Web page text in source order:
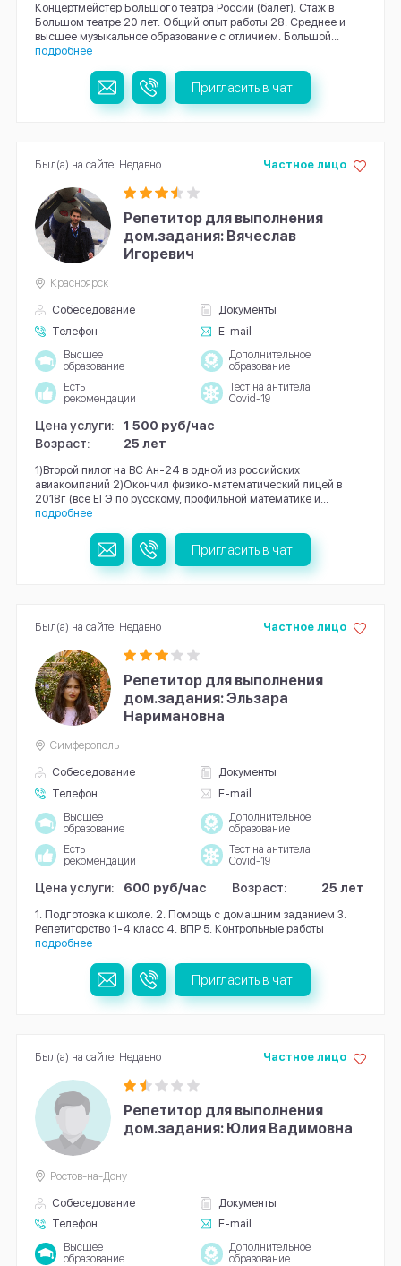
Концертмейстер Большого театра России (балет). Стаж в
Большом театре 20 лет. Общий опыт работы 28. Среднее и
высшее музыкальное образование с отличием. Большой...
подробнее
Пригласить в чат
Репетитор для выполнения
дом.задания: Вячеслав
Игоревич
Собеседование
Документы
Телефон
E-mail
Частное лицо
Красноярск
Высшее
образование
Дополнительное
образование
Есть
рекомендации
Тест на антитела
Covid-19
Цена услуги:
1 500 руб/час
Возраст:
25 лет
1)Второй пилот на ВС Ан-24 в одной из российских
авиакомпаний 2)Окончил физико-математический лицей в
2018г (все ЕГЭ по русскому, профильной математике и...
подробнее
Был(а) на сайте: Недавно
Пригласить в чат
Репетитор для выполнения
дом.задания: Эльзара
Наримановна
Собеседование
Документы
Телефон
E-mail
Частное лицо
Симферополь
Высшее
образование
Дополнительное
образование
Есть
рекомендации
Тест на антитела
Covid-19
Цена услуги: 600 руб/час Возраст: 25 лет
1. Подготовка к школе. 2. Помощь с домашним заданием 3.
Репетиторство 1-4 класс 4. ВПР 5. Контрольные работы
подробнее
Был(а) на сайте: Недавно
Пригласить в чат
Репетитор для выполнения
дом.задания: Юлия Вадимовна
Собеседование
Документы
Телефон
E-mail
Частное лицо
Ростов-на-Дону
Высшее
образование
Дополнительное
образование
Был(а) на сайте: Недавно